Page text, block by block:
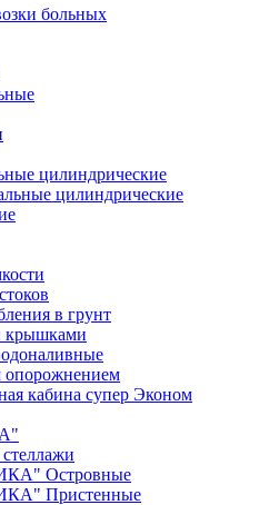
больных
цилиндрические
цилиндрические
в грунт
крышками
опорожнением
кабина супер Эконом
Островные
Пристенные